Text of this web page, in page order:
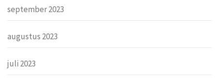
september 2023
augustus 2023
juli 2023